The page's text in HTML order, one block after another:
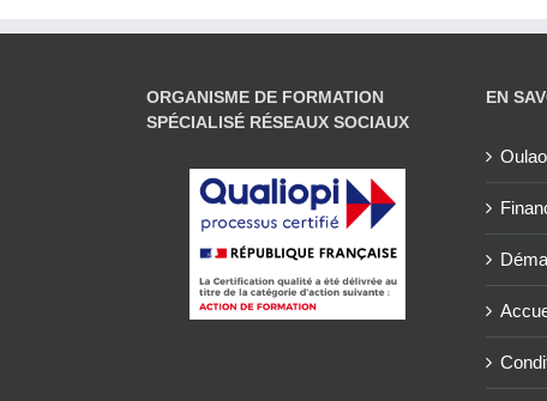
ORGANISME DE FORMATION
SPÉCIALISÉ RÉSEAUX SOCIAUX
EN